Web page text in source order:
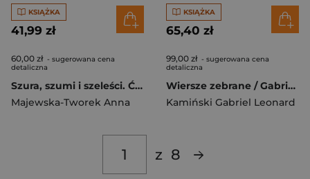
KSIĄŻKA
41,99 zł
60,00 zł - sugerowana cena
detaliczna
Szura, szumi i szeleści. Ćwiczenia fonetyczne nie tylko dla cudzoziemców wyd. 2
Majewska-Tworek Anna
KSIĄŻKA
65,40 zł
99,00 zł - sugerowana cena
detaliczna
Wiersze zebrane / Gabriel Leonard Kamiński
Kamiński Gabriel Leonard
z 8